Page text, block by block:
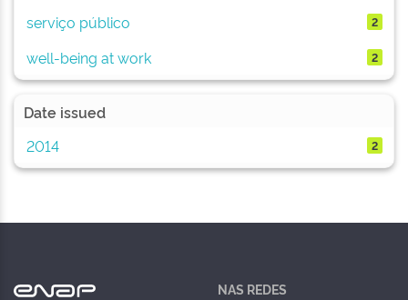
serviço público 2
well-being at work 2
Date issued
2014
2
NAS REDES